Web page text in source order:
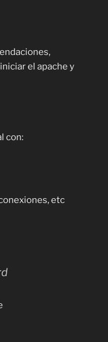
el apache y
con:
etc